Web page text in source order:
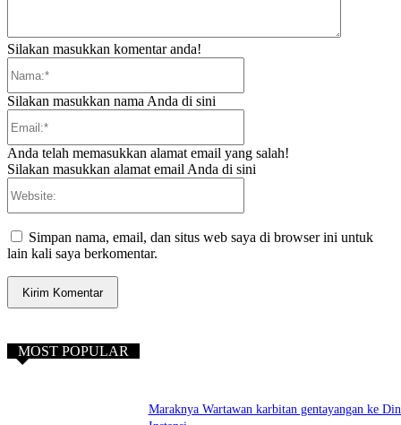
Silakan masukkan komentar anda!
Silakan masukkan nama Anda di sini
Anda telah memasukkan alamat email yang salah!
Silakan masukkan alamat email Anda di sini
Simpan nama, email, dan situs web saya di browser ini untuk
lain kali saya berkomentar.
MOST POPULAR
Maraknya Wartawan karbitan gentayangan ke